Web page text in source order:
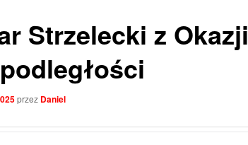
Strzelecki z Okazji
przez Daniel